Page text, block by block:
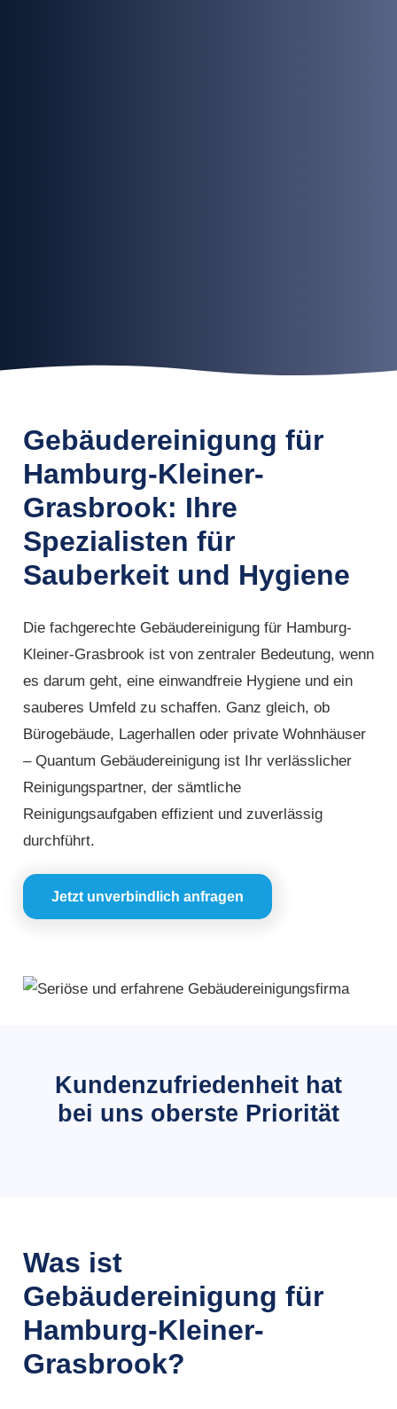
Gebäudereinigung für
Hamburg-Kleiner-
Grasbrook: Ihre
Spezialisten für
Sauberkeit und Hygiene
Die fachgerechte Gebäudereinigung für Hamburg-
Kleiner-Grasbrook ist von zentraler Bedeutung, wenn
es darum geht, eine einwandfreie Hygiene und ein
sauberes Umfeld zu schaffen. Ganz gleich, ob
Bürogebäude, Lagerhallen oder private Wohnhäuser
– Quantum Gebäudereinigung ist Ihr verlässlicher
Reinigungspartner, der sämtliche
Reinigungsaufgaben effizient und zuverlässig
durchführt.
Jetzt unverbindlich anfragen
Kundenzufriedenheit hat
bei uns oberste Priorität
Was ist
Gebäudereinigung für
Hamburg-Kleiner-
Grasbrook?